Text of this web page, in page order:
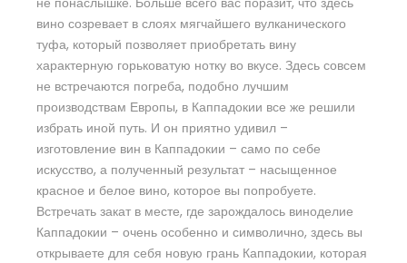
вино созревает в слоях мягчайшего вулканического
туфа, который позволяет приобретать вину
характерную горьковатую нотку во вкусе. Здесь совсем
не встречаются погреба, подобно лучшим
производствам Европы, в Каппадокии все же решили
избрать иной путь. И он приятно удивил –
изготовление вин в Каппадокии – само по себе
искусство, а полученный результат – насыщенное
красное и белое вино, которое вы попробуете.
Встречать закат в месте, где зарождалось виноделие
Каппадокии – очень особенно и символично, здесь вы
открываете для себя новую грань Каппадокии, которая